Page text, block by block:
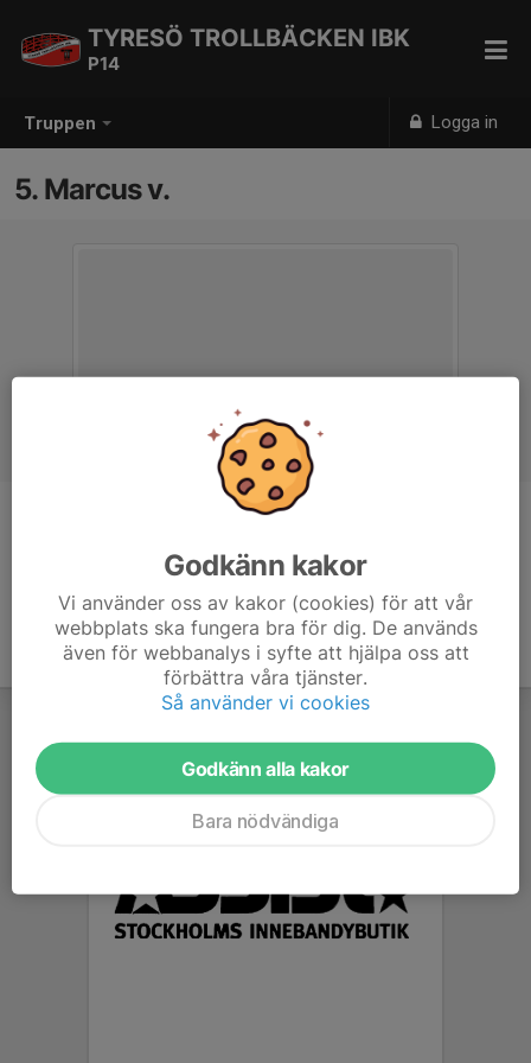
Truppen Logga in
TYRESÖ TROLLBÄCKEN IBK
P14
5. Marcus v.
Godkänn kakor
Vi använder oss av kakor (cookies) för att vår
webbplats ska fungera bra för dig. De används
även för webbanalys i syfte att hjälpa oss att
förbättra våra tjänster.
Så använder vi cookies
Godkänn alla kakor
Bara nödvändiga